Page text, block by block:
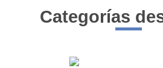
Categorías